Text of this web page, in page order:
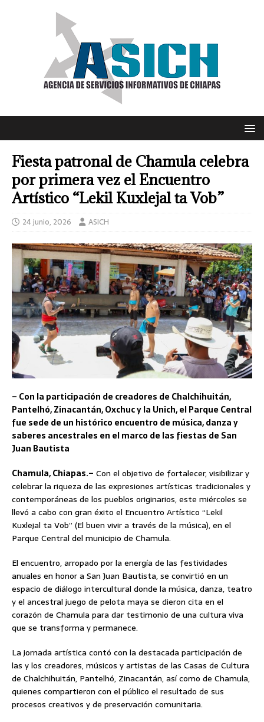
Fiesta patronal de Chamula celebra
por primera vez el Encuentro
Artístico “Lekil Kuxlejal ta Vob”
24 junio, 2026 ASICH
– Con la participación de creadores de Chalchihuitán,
Pantelhó, Zinacantán, Oxchuc y la Unich, el Parque Central
fue sede de un histórico encuentro de música, danza y
saberes ancestrales en el marco de las fiestas de San
Juan Bautista
Chamula, Chiapas.– Con el objetivo de fortalecer, visibilizar y
celebrar la riqueza de las expresiones artísticas tradicionales y
contemporáneas de los pueblos originarios, este miércoles se
llevó a cabo con gran éxito el Encuentro Artístico “Lekil
Kuxlejal ta Vob” (El buen vivir a través de la música), en el
Parque Central del municipio de Chamula.
El encuentro, arropado por la energía de las festividades
anuales en honor a San Juan Bautista, se convirtió en un
espacio de diálogo intercultural donde la música, danza, teatro
y el ancestral juego de pelota maya se dieron cita en el
corazón de Chamula para dar testimonio de una cultura viva
que se transforma y permanece.
La jornada artística contó con la destacada participación de
las y los creadores, músicos y artistas de las Casas de Cultura
de Chalchihuitán, Pantelhó, Zinacantán, así como de Chamula,
quienes compartieron con el público el resultado de sus
procesos creativos y de preservación comunitaria.